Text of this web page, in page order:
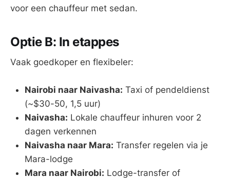
voor een chauffeur met sedan.
Optie B: In etappes
Vaak goedkoper en flexibeler:
Nairobi naar Naivasha: Taxi of pendeldienst
(~$30-50, 1,5 uur)
Naivasha: Lokale chauffeur inhuren voor 2
dagen verkennen
Naivasha naar Mara: Transfer regelen via je
Mara-lodge
Mara naar Nairobi: Lodge-transfer of